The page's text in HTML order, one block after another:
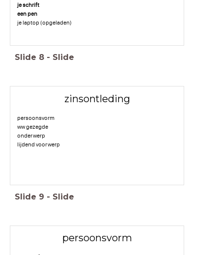
je schrift
een pen
je laptop (opgeladen)
Slide 8 - Slide
zinsontleding
persoonsvorm
ww gezegde
onderwerp
lijdend voorwerp
Slide 9 - Slide
persoonsvorm